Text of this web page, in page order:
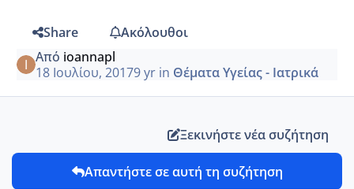
Share
Ακόλουθοι
Από ioannapl
18 Ιουλίου, 20179 yrin Θέματα Υγείας - Ιατρικά
Ξεκινήστε νέα συζήτηση
Απαντήστε σε αυτή τη συζήτηση